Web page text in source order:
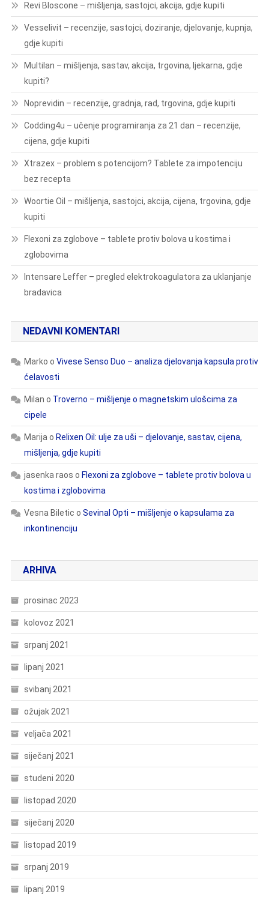
Revi Bloscone – mišljenja, sastojci, akcija, gdje kupiti
Vesselivit – recenzije, sastojci, doziranje, djelovanje, kupnja,
gdje kupiti
Multilan – mišljenja, sastav, akcija, trgovina, ljekarna, gdje
kupiti?
Noprevidin – recenzije, gradnja, rad, trgovina, gdje kupiti
Codding4u – učenje programiranja za 21 dan – recenzije,
cijena, gdje kupiti
Xtrazex – problem s potencijom? Tablete za impotenciju
bez recepta
Woortie Oil – mišljenja, sastojci, akcija, cijena, trgovina, gdje
kupiti
Flexoni za zglobove – tablete protiv bolova u kostima i
zglobovima
Intensare Leffer – pregled elektrokoagulatora za uklanjanje
bradavica
NEDAVNI KOMENTARI
Marko o Vivese Senso Duo – analiza djelovanja kapsula protiv
ćelavosti
Milan o Troverno – mišljenje o magnetskim ulošcima za
cipele
Marija o Relixen Oil: ulje za uši – djelovanje, sastav, cijena,
mišljenja, gdje kupiti
jasenka raos o Flexoni za zglobove – tablete protiv bolova u
kostima i zglobovima
Vesna Biletic o Sevinal Opti – mišljenje o kapsulama za
inkontinenciju
ARHIVA
prosinac 2023
kolovoz 2021
srpanj 2021
lipanj 2021
svibanj 2021
ožujak 2021
veljača 2021
siječanj 2021
studeni 2020
listopad 2020
siječanj 2020
listopad 2019
srpanj 2019
lipanj 2019